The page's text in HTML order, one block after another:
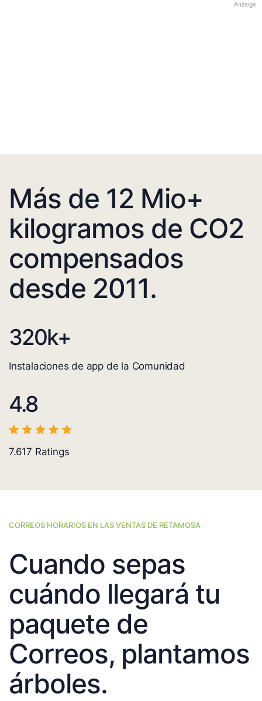
Anzeige
Más de 12 Mio+
kilogramos de CO2
compensados
desde 2011.
320k+
Instalaciones de app de la Comunidad
4.8
7.617 Ratings
CORREOS HORARIOS EN LAS VENTAS DE RETAMOSA
Cuando sepas
cuándo llegará tu
paquete de
Correos, plantamos
árboles.